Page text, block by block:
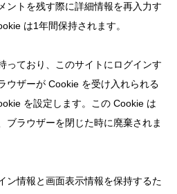
ントを残す際に詳細情報を再入力す
は1年間保持されます。
っており、このサイトにログインす
ウザーが Cookie を受け入れられる
を設定します。この Cookie は
ブラウザーを閉じた時に廃棄されま
ン情報と画面表示情報を保持するた